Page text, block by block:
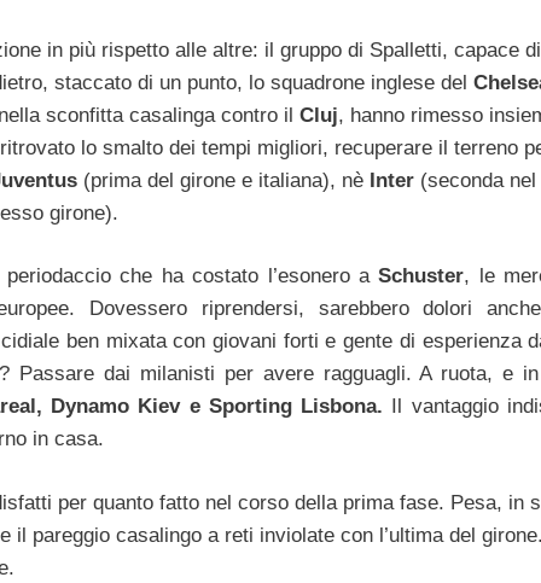
in più rispetto alle altre: il gruppo di Spalletti, capace di
staccato di un punto, lo squadrone inglese del
sconfitta casalinga contro il Cluj, hanno rimesso
lo smalto dei tempi migliori, recuperare il terreno
(prima del girone e italiana), nè Inter (seconda
girone).
periodaccio che ha costato l’esonero aSchuster, le
Dovessero riprendersi, sarebbero dolori
ben mixata con giovani forti e gente di esperienza
? Passare dai milanisti per avere ragguagli. A ruota, e
Dynamo Kiev e Sporting Lisbona.
Il vantaggio
in casa.
per quanto fatto nel corso della prima fase. Pesa, in
il pareggio casalingo a reti inviolate con l’ultima del